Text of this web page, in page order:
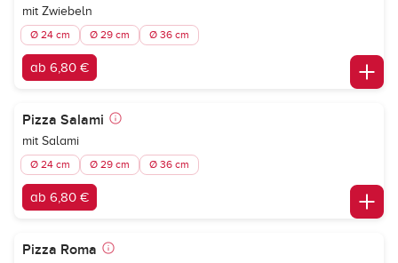
mit Zwiebeln
Ø 24 cm Ø 29 cm Ø 36 cm
ab 6,80 €
Pizza Salami
mit Salami
Ø 24 cm Ø 29 cm Ø 36 cm
ab 6,80 €
Pizza Roma